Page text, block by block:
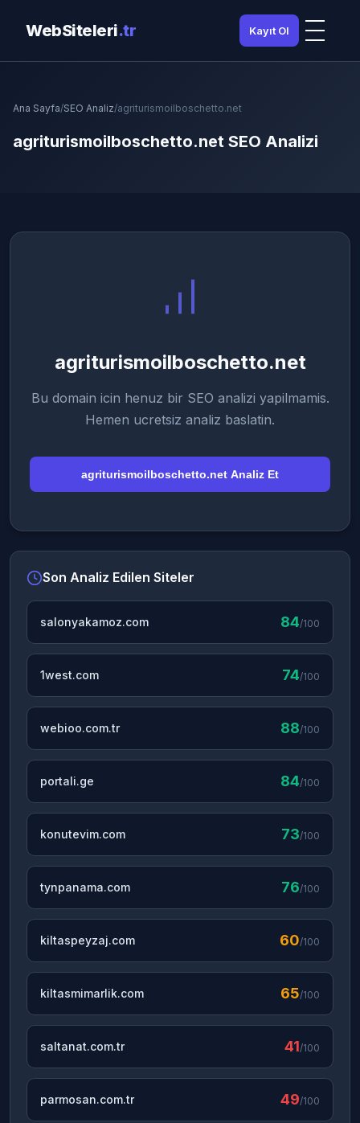
WebSiteleri.tr Kayıt Ol
Ana Sayfa/SEO Analiz/agriturismoilboschetto.net
agriturismoilboschetto.net SEO Analizi
agriturismoilboschetto.net
Bu domain icin henuz bir SEO analizi yapilmamis.
Hemen ucretsiz analiz baslatin.
agriturismoilboschetto.net Analiz Et
Son Analiz Edilen Siteler
salonyakamoz.com 84/100
1west.com 74/100
webioo.com.tr 88/100
portali.ge 84/100
konutevim.com 73/100
tynpanama.com 76/100
kiltaspeyzaj.com 60/100
kiltasmimarlik.com 65/100
saltanat.com.tr 41/100
parmosan.com.tr 49/100